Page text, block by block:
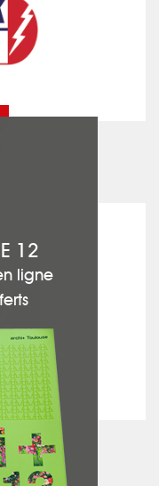
12
ligne